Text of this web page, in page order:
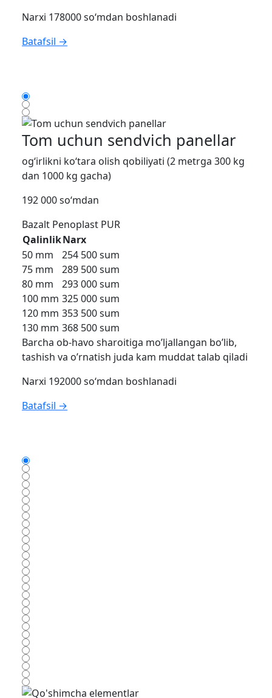
Narxi 178000 so‘mdan boshlanadi
Batafsil →
Tom uchun sendvich panellar
og‘irlikni ko‘tara olish qobiliyati (2 metrga 300 kg
dan 1000 kg gacha)
192 000 so‘mdan
Bazalt Penoplast PUR
QalinlikNarx
50 mm
254 500 sum
75 mm
289 500 sum
80 mm
293 000 sum
100 mm 325 000 sum
120 mm 353 500 sum
130 mm 368 500 sum
Barcha ob-havo sharoitiga mo’ljallangan bo’lib,
tashish va o’rnatish juda kam muddat talab qiladi
Narxi 192000 so‘mdan boshlanadi
Batafsil →